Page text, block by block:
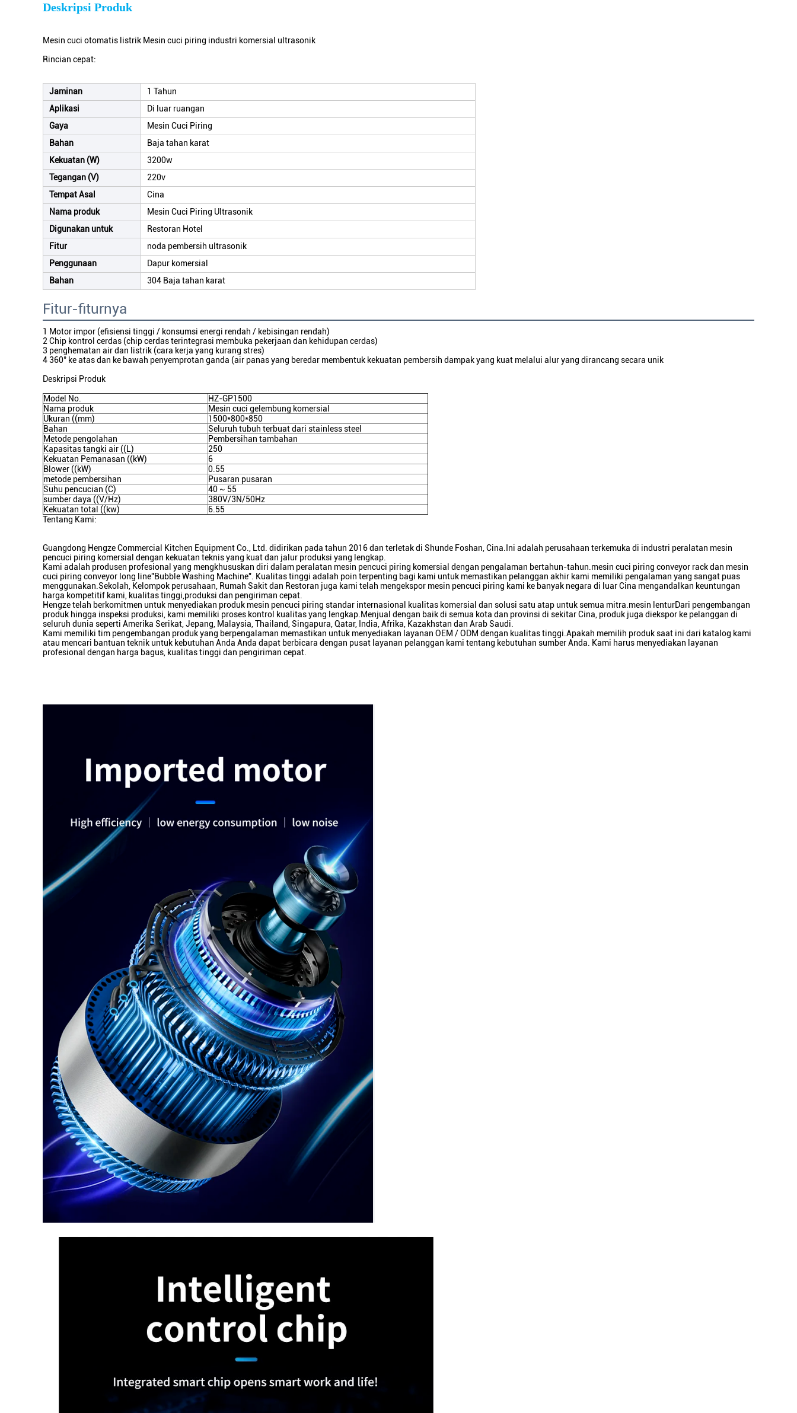
Deskripsi Produk
Mesin cuci otomatis listrik Mesin cuci piring industri komersial ultrasonik
Rincian cepat:
Jaminan
1 Tahun
Aplikasi
Di luar ruangan
Gaya
Mesin Cuci Piring
Bahan
Baja tahan karat
Kekuatan (W)
3200w
Tegangan (V)
220v
Tempat Asal
Cina
Nama produk
Mesin Cuci Piring Ultrasonik
Digunakan untuk
Restoran Hotel
Fitur
noda pembersih ultrasonik
Penggunaan
Dapur komersial
Bahan
304 Baja tahan karat
Fitur-fiturnya
1 Motor impor (efisiensi tinggi / konsumsi energi rendah / kebisingan rendah)
2 Chip kontrol cerdas (chip cerdas terintegrasi membuka pekerjaan dan kehidupan cerdas)
3 penghematan air dan listrik (cara kerja yang kurang stres)
4 360° ke atas dan ke bawah penyemprotan ganda (air panas yang beredar membentuk kekuatan pembersih dampak yang kuat melalui alur yang dirancang secara unik
Deskripsi Produk
Model No.
HZ-GP1500
Nama produk
Mesin cuci gelembung komersial
Ukuran ((mm)
1500*800*850
Bahan
Seluruh tubuh terbuat dari stainless steel
Metode pengolahan
Pembersihan tambahan
Kapasitas tangki air ((L)
250
Kekuatan Pemanasan ((kW)
6
Blower ((kW)
0.55
metode pembersihan
Pusaran pusaran
Suhu pencucian (C)
40 ~ 55
sumber daya ((V/Hz)
380V/3N/50Hz
Kekuatan total ((kw)
6.55
Tentang Kami:
Guangdong Hengze Commercial Kitchen Equipment Co., Ltd. didirikan pada tahun 2016 dan terletak di Shunde Foshan, Cina.Ini adalah perusahaan terkemuka di industri peralatan mesin
pencuci piring komersial dengan kekuatan teknis yang kuat dan jalur produksi yang lengkap.
Kami adalah produsen profesional yang mengkhususkan diri dalam peralatan mesin pencuci piring komersial dengan pengalaman bertahun-tahun.mesin cuci piring conveyor rack dan mesin
cuci piring conveyor long line"Bubble Washing Machine". Kualitas tinggi adalah poin terpenting bagi kami untuk memastikan pelanggan akhir kami memiliki pengalaman yang sangat puas
menggunakan.Sekolah, Kelompok perusahaan, Rumah Sakit dan Restoran juga kami telah mengekspor mesin pencuci piring kami ke banyak negara di luar Cina mengandalkan keuntungan
harga kompetitif kami, kualitas tinggi,produksi dan pengiriman cepat.
Hengze telah berkomitmen untuk menyediakan produk mesin pencuci piring standar internasional kualitas komersial dan solusi satu atap untuk semua mitra.mesin lenturDari pengembangan
produk hingga inspeksi produksi, kami memiliki proses kontrol kualitas yang lengkap.Menjual dengan baik di semua kota dan provinsi di sekitar Cina, produk juga diekspor ke pelanggan di
seluruh dunia seperti Amerika Serikat, Jepang, Malaysia, Thailand, Singapura, Qatar, India, Afrika, Kazakhstan dan Arab Saudi.
Kami memiliki tim pengembangan produk yang berpengalaman memastikan untuk menyediakan layanan OEM / ODM dengan kualitas tinggi.Apakah memilih produk saat ini dari katalog kami
atau mencari bantuan teknik untuk kebutuhan Anda Anda dapat berbicara dengan pusat layanan pelanggan kami tentang kebutuhan sumber Anda. Kami harus menyediakan layanan
profesional dengan harga bagus, kualitas tinggi dan pengiriman cepat.